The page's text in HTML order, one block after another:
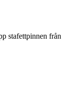
stafettpinnen från